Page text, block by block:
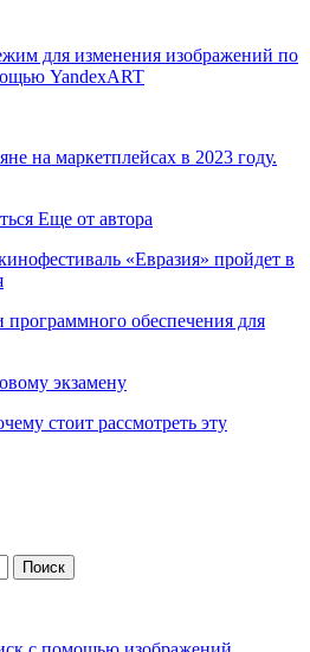
для изменения изображений по
YandexART
на маркетплейсах в 2023 году.
Еще от автора
«Евразия» пройдет в
обеспечения для
экзамену
стоит рассмотреть эту